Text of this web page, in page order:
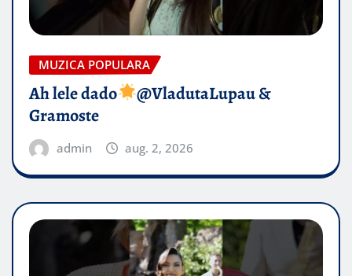
MUZICA POPULARA
Ah lele dado​
@VladutaLupau &
Gramoste
admin aug. 2, 2026